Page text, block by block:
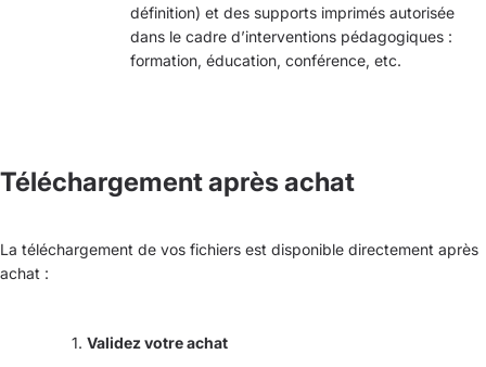
définition) et des supports imprimés autorisée
dans le cadre d’interventions pédagogiques :
formation, éducation, conférence, etc.
Téléchargement après achat
La téléchargement de vos fichiers est disponible directement après
achat :
Validez votre achat